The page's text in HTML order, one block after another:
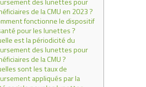
de la CMU en 2023 ?
fonctionne le dispositif
pour les lunettes ?
est la périodicité du
des lunettes pour
de la CMU ?
sont les taux de
appliqués par la